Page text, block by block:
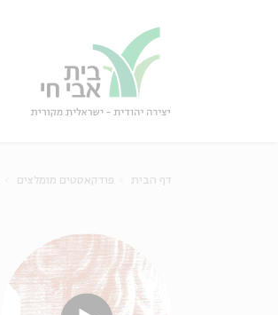
דף הבית פודקאסטים מומלצים